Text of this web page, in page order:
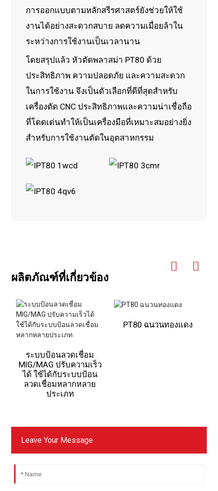
การออกแบบตามหลักสรีรศาสตร์ยังช่วยให้ใช้
งานได้อย่างสะดวกสบาย ลดความเมื่อยล้าใน
ระหว่างการใช้งานเป็นเวลานาน
โดยสรุปแล้ว หัวตัดพลาสม่า PT80 ด้วย
ประสิทธิภาพ ความปลอดภัย และความสะดวก
ในการใช้งาน จึงเป็นตัวเลือกที่ดีที่สุดสำหรับ
เครื่องตัด CNC ประสิทธิภาพและความน่าเชื่อถือ
ที่โดดเด่นทำให้เป็นเครื่องมือที่เหมาะสมอย่างยิ่ง
สำหรับการใช้งานตัดในอุตสาหกรรม
ผลิตภัณฑ์ที่เกี่ยวข้อง
ระบบป้อนลวดเชื่อม
MIG/MAG ปรับความเร็ว
ได้ ใช้ได้กับระบบป้อน
ลวดเชื่อมหลากหลาย
ประเภท
PT80 ฉนวนทองแดง
Leave Your Message